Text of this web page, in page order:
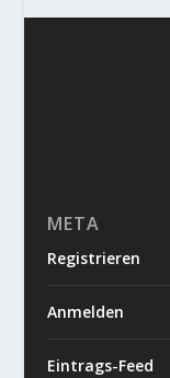
META
Registrieren
Anmelden
Eintrags-Feed